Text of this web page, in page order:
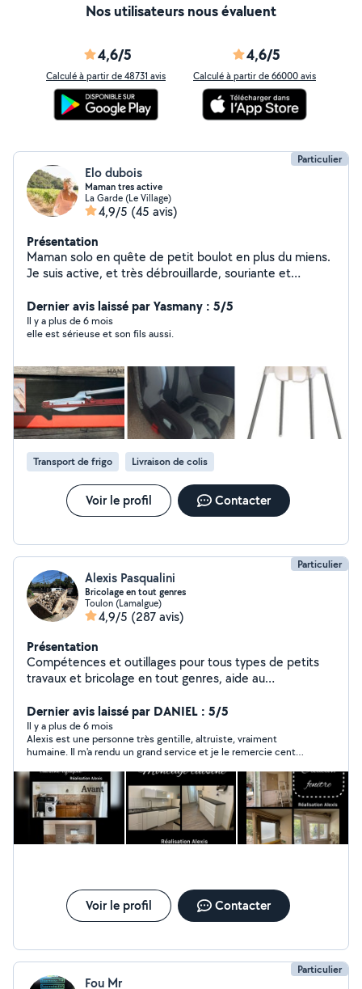
Nos utilisateurs nous évaluent
4,6/5
Calculé à partir de 48731 avis
4,6/5
Calculé à partir de 66000 avis
Particulier
Elo dubois
Maman tres active
La Garde (Le Village)
4,9/5 (45 avis)
Présentation
Maman solo en quête de petit boulot en plus du miens.
Je suis active, et très débrouillarde, souriante et
Dernier avis laissé par Yasmany : 5/5
Il y a plus de 6 mois
elle est sérieuse et son fils aussi.
Transport de frigo Livraison de colis
Voir le profil Contacter
Particulier
Alexis Pasqualini
Bricolage en tout genres
Toulon (Lamalgue)
4,9/5 (287 avis)
Présentation
Compétences et outillages pour tous types de petits
travaux et bricolage en tout genres, aide au
installation électroménager ... Faire une demande une
réponse claire et nette vous sera assurée rapidement.
Dernier avis laissé par DANIEL : 5/5
Il y a plus de 6 mois
Alexis est une personne très gentille, altruiste, vraiment
humaine. Il m'a rendu un grand service et je le remercie cent
!
Voir le profil Contacter
Particulier
Fou Mr